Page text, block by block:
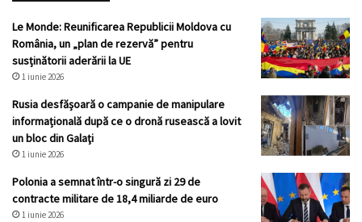
Le Monde: Reunificarea Republicii Moldova cu
România, un „plan de rezervă” pentru
susținătorii aderării la UE
1 iunie 2026
Rusia desfășoară o campanie de manipulare
informațională după ce o dronă rusească a lovit
un bloc din Galaţi
1 iunie 2026
Polonia a semnat într-o singură zi 29 de
contracte militare de 18,4 miliarde de euro
1 iunie 2026